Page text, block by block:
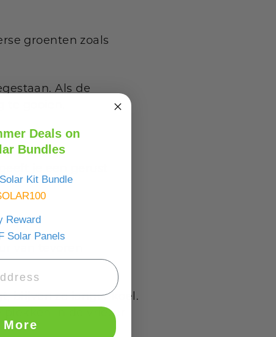
groenten zoals
Als de
gooien.
je een gerust
van tevoren
blijven ze langer koel.
in de vriezer
Deals on
Bundles
Kit Bundle
Reward
Solar Panels